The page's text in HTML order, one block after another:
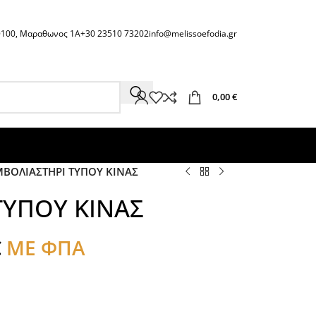
Μαραθωνος 1Α+30 23510 73202info@melissoefodia.gr
0,00€
ΤΥΠΟΥ ΚΙΝΑΣ
ΚΙΝΑΣ
ΜΕ ΦΠΑ